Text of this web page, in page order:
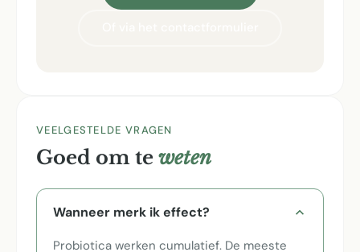
VEELGESTELDE VRAGEN
Goed om te weten
Wanneer merk ik effect?
Probiotica werken cumulatief. De meeste